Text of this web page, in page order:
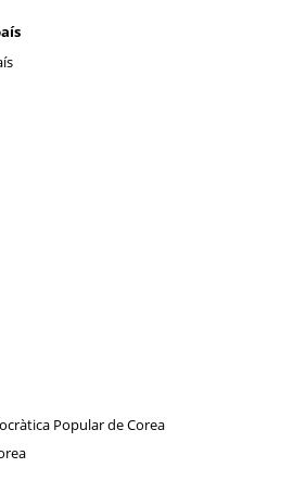
Popular de Corea